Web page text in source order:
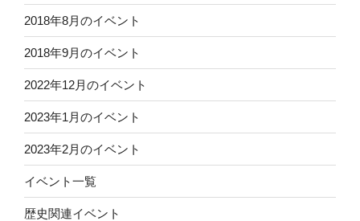
2018年8月のイベント
2018年9月のイベント
2022年12月のイベント
2023年1月のイベント
2023年2月のイベント
イベント一覧
歴史関連イベント